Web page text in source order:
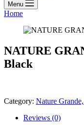
Menu
Home
NATURE
Black
Category: Nature
Reviews (0)